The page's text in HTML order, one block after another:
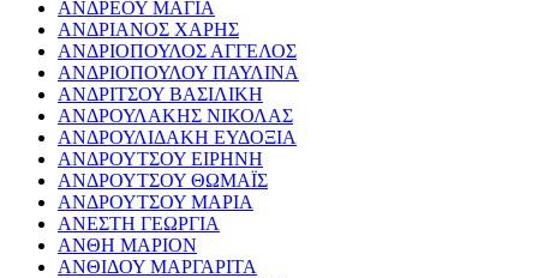
ΑΝΔΡΕΟΥ ΜΑΓΙΑ
ΑΝΔΡΙΑΝΟΣ ΧΑΡΗΣ
ΑΝΔΡΙΟΠΟΥΛΟΣ ΑΓΓΕΛΟΣ
ΑΝΔΡΙΟΠΟΥΛΟΥ ΠΑΥΛΙΝΑ
ΑΝΔΡΙΤΣΟΥ ΒΑΣΙΛΙΚΗ
ΑΝΔΡΟΥΛΑΚΗΣ ΝΙΚΟΛΑΣ
ΑΝΔΡΟΥΛΙΔΑΚΗ ΕΥΔΟΞΙΑ
ΑΝΔΡΟΥΤΣΟΥ ΕΙΡΗΝΗ
ΑΝΔΡΟΥΤΣΟΥ ΘΩΜΑΪΣ
ΑΝΔΡΟΥΤΣΟΥ ΜΑΡΙΑ
ΑΝΕΣΤΗ ΓΕΩΡΓΙΑ
ΑΝΘΗ ΜΑΡΙΟΝ
ΑΝΘΙΔΟΥ ΜΑΡΓΑΡΙΤΑ